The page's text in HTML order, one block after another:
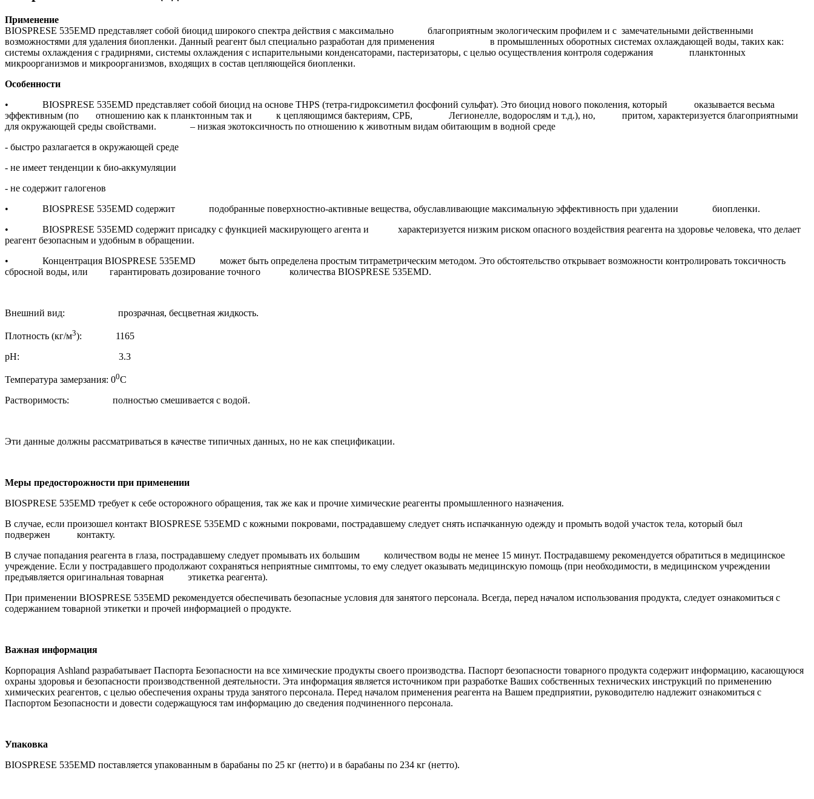
Применение
BIOSPRESE 535EMD представляет собой биоцид широкого спектра действия с максимально благоприятным экологическим профилем и с замечательными действенными
возможностями для удаления биопленки. Данный реагент был специально разработан для применения в промышленных оборотных системах охлаждающей воды, таких как:
системы охлаждения с градирнями, системы охлаждения с испарительными конденсаторами, пастеризаторы, с целью осуществления контроля содержания планктонных
микроорганизмов и микроорганизмов, входящих в состав цепляющейся биопленки.
Особенности
• BIOSPRESE 535EMD представляет собой биоцид на основе THPS (тетра-гидроксиметил фосфоний сульфат). Это биоцид нового поколения, который оказывается весьма
эффективным (по отношению как к планктонным так и к цепляющимся бактериям, СРБ, Легионелле, водорослям и т.д.), но, притом, характеризуется благоприятными
для окружающей среды свойствами. – низкая экотоксичность по отношению к животным видам обитающим в водной среде
- быстро разлагается в окружающей среде
- не имеет тенденции к био-аккумуляции
- не содержит галогенов
• BIOSPRESE 535EMD содержит подобранные поверхностно-активные вещества, обуславливающие максимальную эффективность при удалении биопленки.
• BIOSPRESE 535EMD содержит присадку с функцией маскирующего агента и характеризуется низким риском опасного воздействия реагента на здоровье человека, что делает
реагент безопасным и удобным в обращении.
• Концентрация BIOSPRESE 535EMD может быть определена простым титраметрическим методом. Это обстоятельство открывает возможности контролировать токсичность
сбросной воды, или гарантировать дозирование точного количества BIOSPRESE 535EMD.
Внешний вид: прозрачная, бесцветная жидкость.
Плотность (кг/м3): 1165
рН: 3.3
Температура замерзания: 00С
Растворимость: полностью смешивается с водой.
Эти данные должны рассматриваться в качестве типичных данных, но не как спецификации.
Меры предосторожности при применении
BIOSPRESE 535EMD требует к себе осторожного обращения, так же как и прочие химические реагенты промышленного назначения.
В случае, если произошел контакт BIOSPRESE 535EMD с кожными покровами, пострадавшему следует снять испачканную одежду и промыть водой участок тела, который был
подвержен контакту.
В случае попадания реагента в глаза, пострадавшему следует промывать их большим количеством воды не менее 15 минут. Пострадавшему рекомендуется обратиться в медицинское
учреждение. Если у пострадавшего продолжают сохраняться неприятные симптомы, то ему следует оказывать медицинскую помощь (при необходимости, в медицинском учреждении
предъявляется оригинальная товарная этикетка реагента).
При применении BIOSPRESE 535EMD рекомендуется обеспечивать безопасные условия для занятого персонала. Всегда, перед началом использования продукта, следует ознакомиться с
содержанием товарной этикетки и прочей информацией о продукте.
Важная информация
Корпорация Ashland разрабатывает Паспорта Безопасности на все химические продукты своего производства. Паспорт безопасности товарного продукта содержит информацию, касающуюся
охраны здоровья и безопасности производственной деятельности. Эта информация является источником при разработке Ваших собственных технических инструкций по применению
химических реагентов, с целью обеспечения охраны труда занятого персонала. Перед началом применения реагента на Вашем предприятии, руководителю надлежит ознакомиться с
Паспортом Безопасности и довести содержащуюся там информацию до сведения подчиненного персонала.
Упаковка
BIOSPRESE 535EMD поставляется упакованным в барабаны по 25 кг (нетто) и в барабаны по 234 кг (нетто).